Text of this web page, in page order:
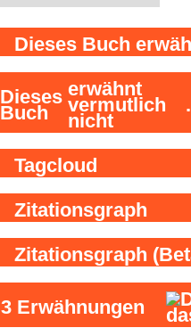
Dieses Buch
Dieses
Buch
erwähnt
vermutlich
nicht
Tagcloud
Zitationsgraph
Zitationsgraph
3 Erwähnungen